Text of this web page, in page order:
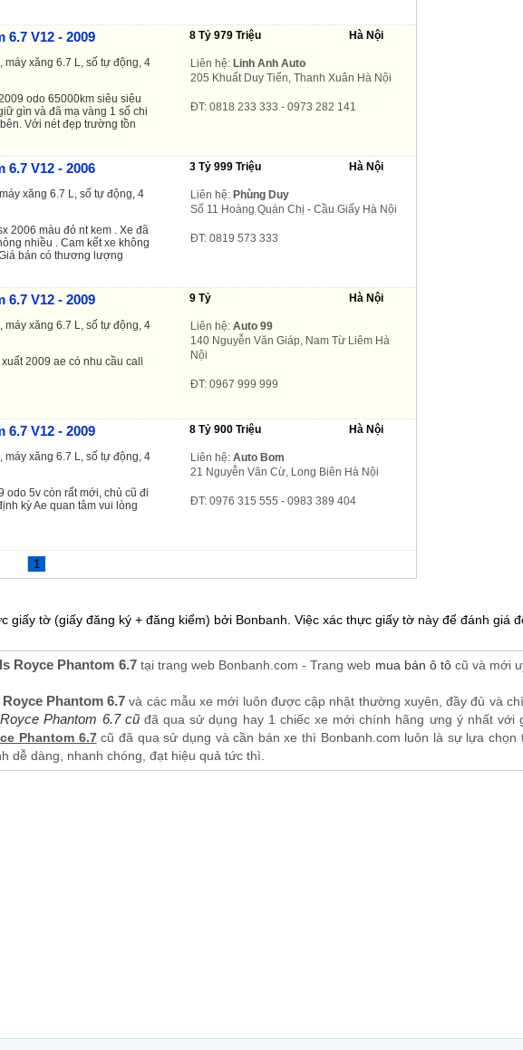
6.7 V12 - 2009 8 Tỷ 979 Triệu Hà Nội
máy xăng 6.7 L, số tự động, 4
odo 65000km siêu siêu
gìn và đã mạ vàng 1 số chi
Với nét đẹp trường tồn
Liên hệ: Linh Anh Auto
205 Khuất Duy Tiến, Thanh Xuân Hà Nội
ĐT: 0818 233 333 - 0973 282 141
6.7 V12 - 2006 3 Tỷ 999 Triệu Hà Nội
xăng 6.7 L, số tự động, 4
2006 màu đỏ nt kem . Xe đã
nhiều . Cam kết xe không
bán có thương lượng
Liên hệ: Phùng Duy
Số 11 Hoàng Quán Chị - Cầu Giấy Hà Nội
ĐT: 0819 573 333
6.7 V12 - 2009 9 Tỷ Hà Nội
máy xăng 6.7 L, số tự động, 4
2009 ae có nhu cầu call
Liên hệ: Auto 99
140 Nguyễn Văn Giáp, Nam Từ Liêm Hà
Nội
ĐT: 0967 999 999
6.7 V12 - 2009 8 Tỷ 900 Triệu Hà Nội
máy xăng 6.7 L, số tự động, 4
odo 5v còn rất mới, chủ cũ đi
kỳ Ae quan tâm vui lòng
Liên hệ: Auto Bom
21 Nguyễn Văn Cừ, Long Biên Hà Nội
ĐT: 0976 315 555 - 0983 389 404
1
giấy tờ (giấy đăng ký + đăng kiểm) bởi Bonbanh. Việc xác thực giấy tờ này để đánh giá
Royce Phantom 6.7tại trang web Bonbanh.com - Trang web mua bán ô tôcũ và mới
Phantom 6.7 và các mẫu xe mới luôn được cập nhật thường xuyên, đầy đủ và
Phantom 6.7 cũđã qua sử dụng hay 1 chiếc xe mới chính hãng ưng ý nhất với
Phantom 6.7cũ đã qua sử dụng và cần bán xe thì Bonbanh.com luôn là sự lựa chọn
dễ dàng, nhanh chóng, đạt hiệu quả tức thì.